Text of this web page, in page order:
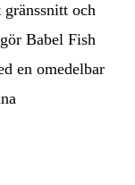
och
Babel Fish
en omedelbar